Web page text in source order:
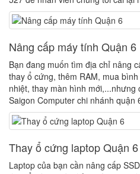
Nâng cấp máy tính Quận 6
Bạn đang muốn tìm địa chỉ nâng
thay ổ cứng, thêm RAM, mua
nhiệt, thay màn hình
Saigon Computer chi nhánh quận
Thay ổ cứng laptop Quận 6
Laptop của bạn cần nâng cấp